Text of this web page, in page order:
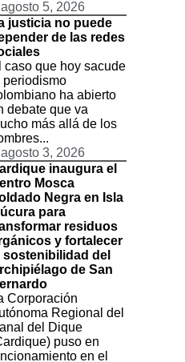
agosto 5, 2026
justicia no puede
de las redes
caso que hoy sacude
periodismo
ha abierto
debate que va
más allá de los
agosto 3, 2026
inaugura el
Mosca
Negra en Isla
para
residuos
y fortalecer
sostenibilidad del
de San
Corporación
Regional del
del Dique
puso en
en el